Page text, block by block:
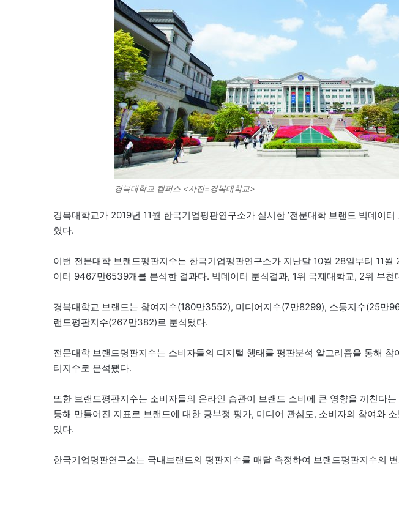
경복대학교 캠퍼스 <사진=경복대학교>
경복대학교가 2019년 11월 한국기업평판연구소가 실시한 ‘전문대학 브랜드 빅데이
혔다.
이번 전문대학 브랜드평판지수는 한국기업평판연구소가 지난달 10월 28일부터 11
이터 9467만6539개를 분석한 결과다. 빅데이터 분석결과, 1위 국제대학교, 2위 부
경복대학교 브랜드는 참여지수(180만3552), 미디어지수(7만8299), 소통지수(25만
랜드평판지수(267만382)로 분석됐다.
전문대학 브랜드평판지수는 소비자들의 디지털 행태를 평판분석 알고리즘을 통해 참
티지수로 분석됐다.
또한 브랜드평판지수는 소비자들의 온라인 습관이 브랜드 소비에 큰 영향을 끼친다
통해 만들어진 지표로 브랜드에 대한 긍부정 평가, 미디어 관심도, 소비자의 참여와
있다.
한국기업평판연구소는 국내브랜드의 평판지수를 매달 측정하여 브랜드평판지수의